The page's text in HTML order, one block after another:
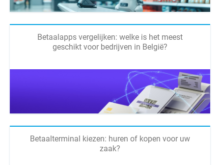
Betaalapps vergelijken: welke is het meest
geschikt voor bedrijven in België?
Betaalterminal kiezen: huren of kopen voor uw
zaak?